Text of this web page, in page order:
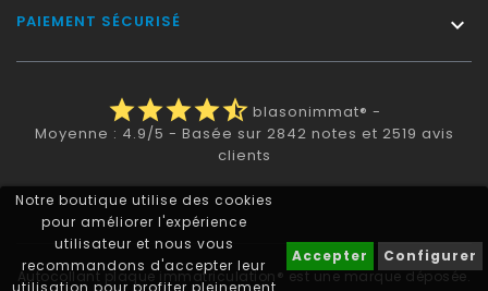
Notre boutique utilise des cookies
pour améliorer l'expérience
utilisateur et nous vous
recommandons d'accepter leur
utilisation pour profiter pleinement
Accepter Configurer
PAIEMENT SÉCURISÉ 
starstarstarstarstar_half blasonimmat® -
Moyenne : 4.9/5 - Basée sur 2842 notes et 2519 avis
clients
Autocollant plaque immatriculation® est une marque déposée.